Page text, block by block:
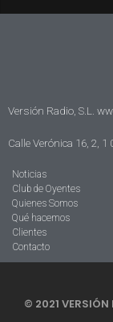
Versión Radio, S.L.
Calle Verónica 16, 2, 1
Noticias
Club de Oyentes
Quienes Somos
Qué hacemos
Clientes
Contacto
© 2021 VERSIÓN